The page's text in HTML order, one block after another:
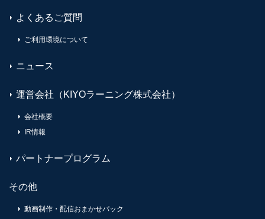
よくあるご質問
ご利用環境について
ニュース
運営会社（KIYOラーニング株式会社）
会社概要
IR情報
パートナープログラム
その他
動画制作・配信おまかせパック